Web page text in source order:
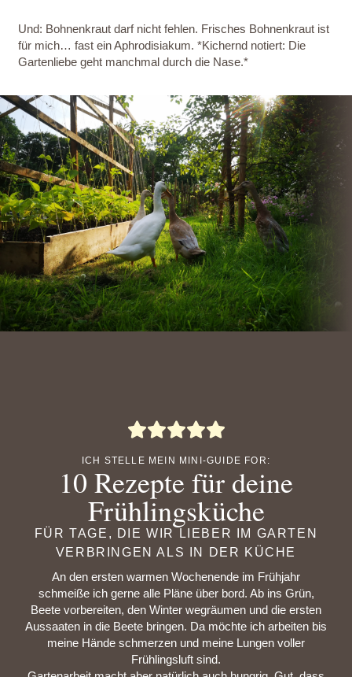
Und: Bohnenkraut darf nicht fehlen. Frisches Bohnenkraut ist
für mich… fast ein Aphrodisiakum. *Kichernd notiert: Die
Gartenliebe geht manchmal durch die Nase.*
ICH STELLE MEIN MINI-GUIDE FOR:
10 Rezepte für deine
Frühlingsküche
FÜR TAGE, DIE WIR LIEBER IM GARTEN
VERBRINGEN ALS IN DER KÜCHE
An den ersten warmen Wochenende im Frühjahr
schmeiße ich gerne alle Pläne über bord. Ab ins Grün,
Beete vorbereiten, den Winter wegräumen und die ersten
Aussaaten in die Beete bringen. Da möchte ich arbeiten bis
meine Hände schmerzen und meine Lungen voller
Frühlingsluft sind.